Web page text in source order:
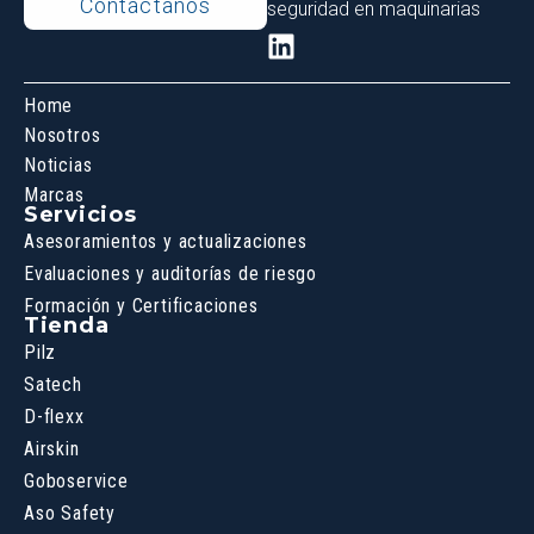
Contáctanos seguridad en maquinarias
Home
Nosotros
Noticias
Marcas
Servicios
Asesoramientos y actualizaciones
Evaluaciones y auditorías de riesgo
Formación y Certificaciones
Tienda
Pilz
Satech
D-flexx
Airskin
Goboservice
Aso Safety